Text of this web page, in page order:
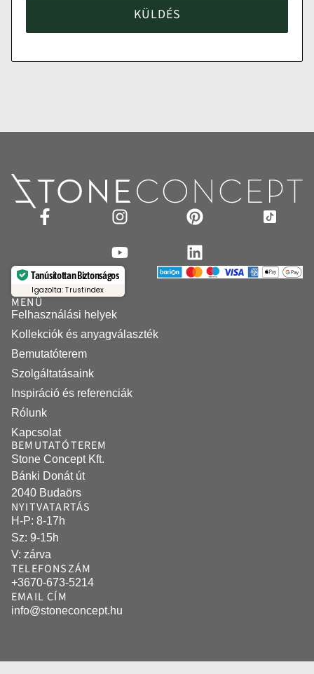
KÜLDÉS
Tanúsítottan Biztonságos
Igazolta: Trustindex
MENÜ
Felhasználási helyek
Kollekciók és anyagválaszték
Bemutatóterem
Szolgáltatásaink
Inspiráció és referenciák
Rólunk
Kapcsolat
BEMUTATÓTEREM
Stone Concept Kft.
Bánki Donát út
2040 Budaörs
NYITVATARTÁS
H-P: 8-17h
Sz: 9-15h
V: zárva
TELEFONSZÁM
+3670-673-5214
EMAIL CÍM
info@stoneconcept.hu